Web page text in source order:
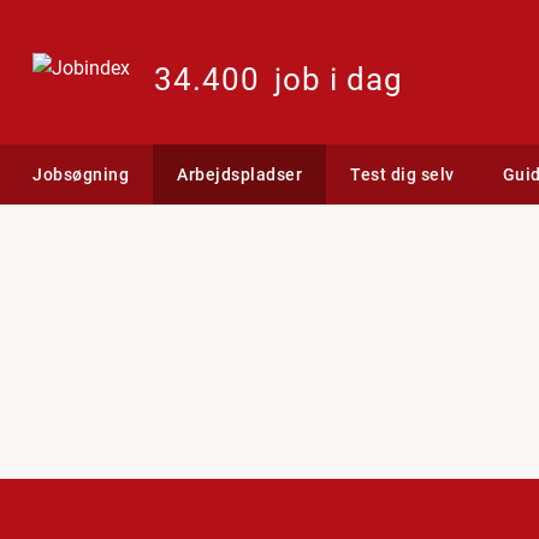
34.400 job i dag
Jobsøgning Arbejdspladser Test dig selv